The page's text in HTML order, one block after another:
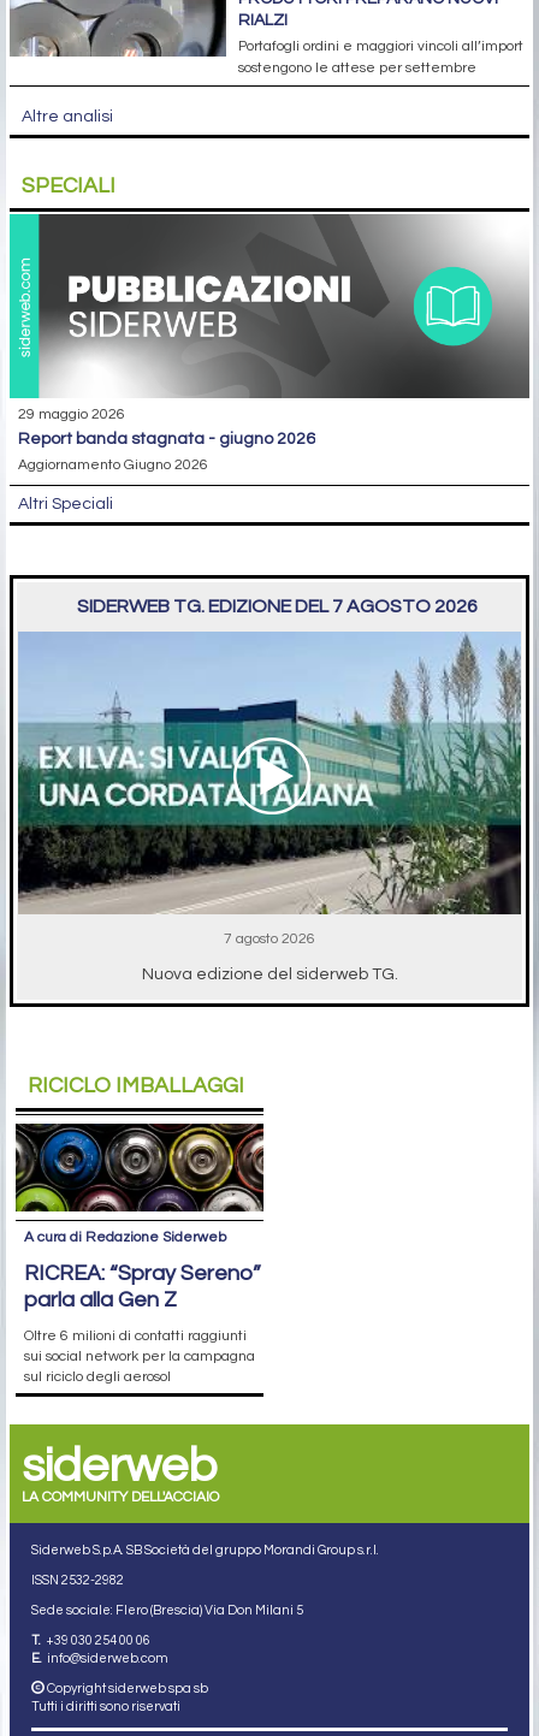
RIALZI
Portafogli ordini e maggiori vincoli all’import
sostengono le attese per settembre
Altre analisi
SPECIALI
29 maggio 2026
report banda stagnata - giugno 2026
Aggiornamento Giugno 2026
Altri Speciali
SIDERWEB TG. EDIZIONE DEL 7 AGOSTO 2026
7 agosto 2026
Nuova edizione del siderweb TG.
RICICLO IMBALLAGGI
A cura di Redazione Siderweb
RICREA: “Spray Sereno”
parla alla Gen Z
Oltre 6 milioni di contatti raggiunti
sui social network per la campagna
sul riciclo degli aerosol
siderweb
LA COMMUNITY DELL'ACCIAIO
Siderweb S.p.A. SB Società del gruppo Morandi Group s.r.l.
ISSN 2532-2982
Sede sociale: Flero (Brescia) Via Don Milani 5
T. +39 030 254 00 06
E. info@siderweb.com
Copyright siderweb spa sb
Tutti i diritti sono riservati